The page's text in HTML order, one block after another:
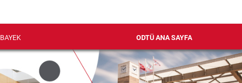
BAYEK ODTÜ ANA SAYFA